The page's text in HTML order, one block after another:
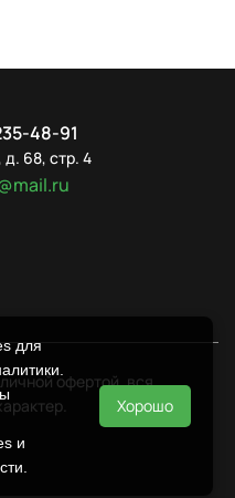
48-91
68, стр. 4
офертой, вся
для
и
Хорошо